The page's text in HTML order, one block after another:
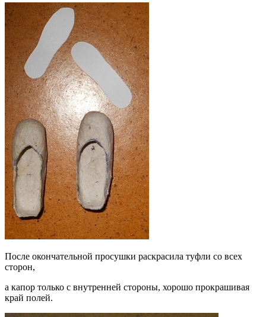
После окончательной просушки раскрасила туфли со всех
сторон,
а капор только с внутренней стороны, хорошо прокрашивая
край полей.